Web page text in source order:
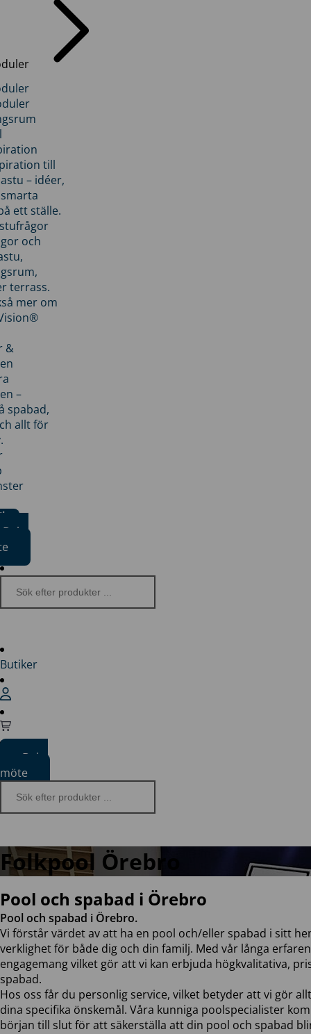
till
– idéer,
ett ställe.
och
terrass.
mer om
&
–
spabad,
allt för
Boka
Butiker
Boka
möte
Folkpool Örebro
Pool och spabad i Örebro
Pool och spabad i Örebro.
Vi förstår värdet av att ha en pool och/eller spabad i sitt
verklighet för både dig och din familj. Med vår långa
engagemang vilket gör att vi kan erbjuda högkvalitativa,
spabad.
Hos oss får du personlig service, vilket betyder att vi gör
dina specifika önskemål. Våra kunniga poolspecialister
början till slut för att säkerställa att din pool och spabad